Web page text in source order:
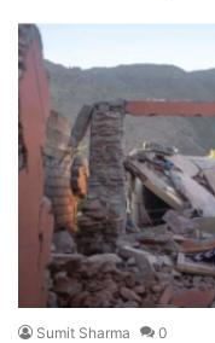
Sumit Sharma 0